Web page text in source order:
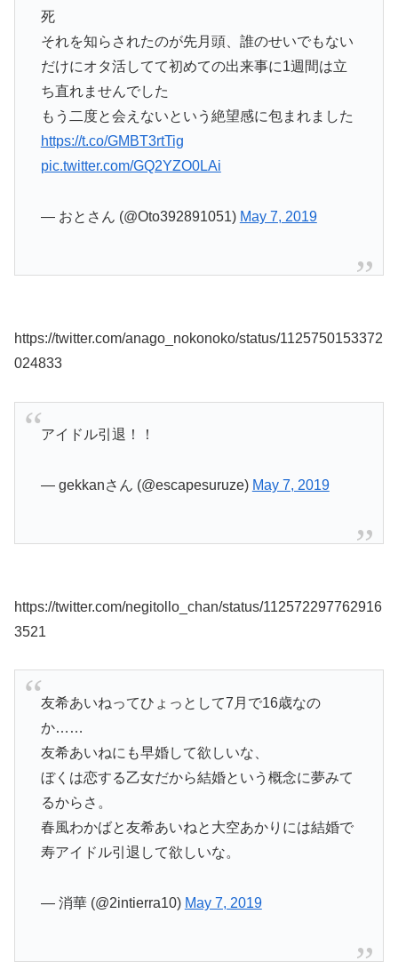
死
それを知らされたのが先月頭、誰のせいでもない
だけにオタ活してて初めての出来事に1週間は立
ち直れませんでした
もう二度と会えないという絶望感に包まれました
https://t.co/GMBT3rtTig
pic.twitter.com/GQ2YZO0LAi
— おとさん (@Oto392891051) May 7, 2019
https://twitter.com/anago_nokonoko/status/1125750153372
024833
アイドル引退！！
— gekkanさん (@escapesuruze) May 7, 2019
https://twitter.com/negitollo_chan/status/112572297762916
3521
友希あいねってひょっとして7月で16歳なの
か……
友希あいねにも早婚して欲しいな、
ぼくは恋する乙女だから結婚という概念に夢みて
るからさ。
春風わかばと友希あいねと大空あかりには結婚で
寿アイドル引退して欲しいな。
— 消華 (@2intierra10) May 7, 2019